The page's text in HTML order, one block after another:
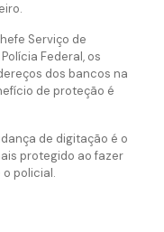
Serviço de
Federal, os
dos bancos na
de proteção é
de digitação é o
protegido ao fazer
policial.